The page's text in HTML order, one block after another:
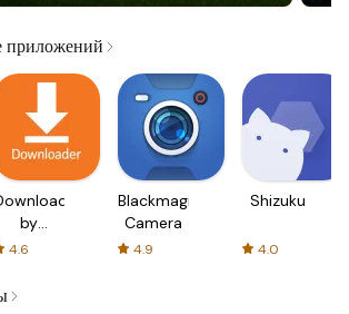
приложений
by
4.6
Blackmagic
Camera
4.9
Shizuku
4.0